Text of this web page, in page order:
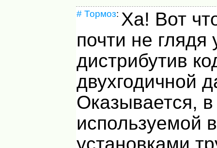
# Тормоз: Ха! Вот
почти не глядя
дистрибутив
двухгодичной
Оказывается, в
используемой